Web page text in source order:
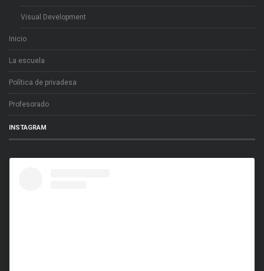
Visual Development
Inicio
La escuela
Política de privadesa
Profesorado
INSTAGRAM